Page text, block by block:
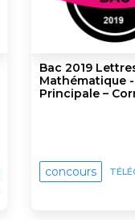
Bac 2019
Mathématique -
Principale –
concours